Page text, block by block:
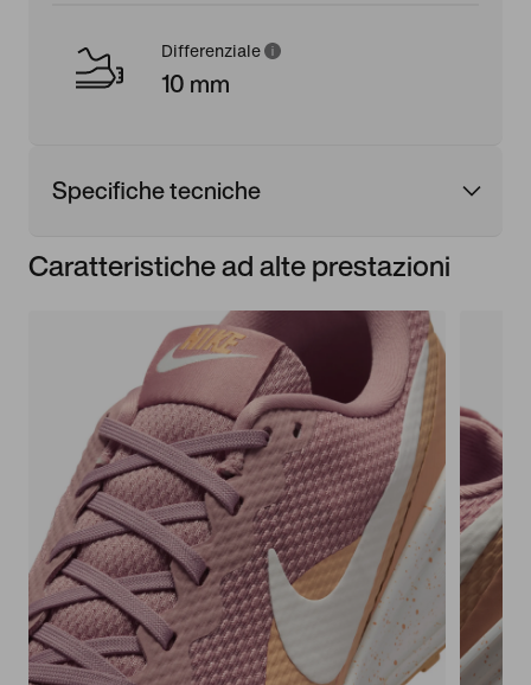
Differenziale
10 mm
Specifiche tecniche
Caratteristiche ad alte prestazioni